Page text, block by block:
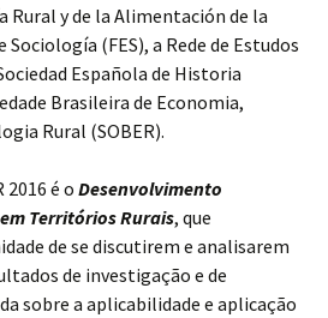
Rural y de la Alimentación de la
Sociología (FES), a Rede de Estudos
Española de Historia
Brasileira de Economia,
Rural (SOBER).
2016 é o Desenvolvimento
Territórios Rurais, que
de se discutirem e analisarem
de investigação e de
sobre a aplicabilidade e aplicação